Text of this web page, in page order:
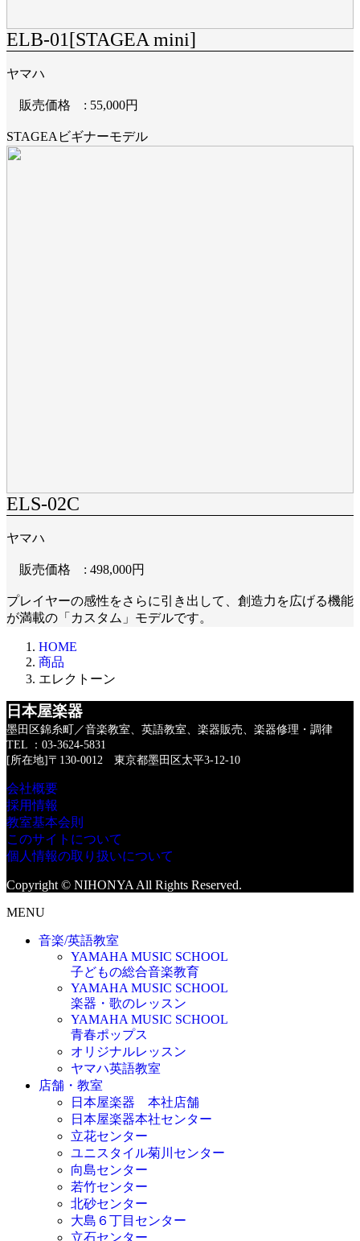
ELB-01[STAGEA mini]
ヤマハ
販売価格 : 55,000円
STAGEAビギナーモデル
ELS-02C
ヤマハ
販売価格 : 498,000円
プレイヤーの感性をさらに引き出して、創造力を広げる機能
が満載の「カスタム」モデルです。
HOME
商品
エレクトーン
日本屋楽器
墨田区錦糸町／音楽教室、英語教室、楽器販売、楽器修理・調律
TEL ：03-3624-5831
[所在地]〒130-0012 東京都墨田区太平3-12-10
会社概要
採用情報
教室基本会則
このサイトについて
個人情報の取り扱いについて
Copyright © NIHONYA All Rights Reserved.
MENU
音楽/英語教室
YAMAHA MUSIC SCHOOL
子どもの総合音楽教育
YAMAHA MUSIC SCHOOL
楽器・歌のレッスン
YAMAHA MUSIC SCHOOL
青春ポップス
オリジナルレッスン
ヤマハ英語教室
店舗・教室
日本屋楽器 本社店舗
日本屋楽器本社センター
立花センター
ユニスタイル菊川センター
向島センター
若竹センター
北砂センター
大島６丁目センター
立石センター